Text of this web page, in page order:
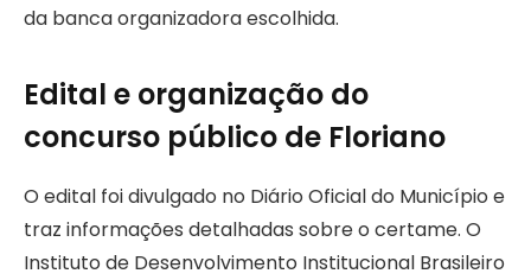
da banca organizadora escolhida.
Edital e organização do
concurso público de Floriano
O edital foi divulgado no Diário Oficial do Município e
traz informações detalhadas sobre o certame. O
Instituto de Desenvolvimento Institucional Brasileiro